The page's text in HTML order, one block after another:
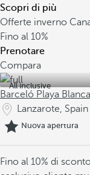
Scopri di più
Offerte inverno
Fino al 10%
Prenotare
Compara
All inclusive
Barceló Playa Blanca
Lanzarote, Spain
Nuova apertura
Fino al 10% di